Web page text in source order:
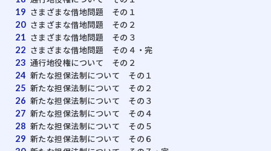
19 さまざまな借地問題 その１
20 さまざまな借地問題 その２
21 さまざまな借地問題 その３
22 さまざまな借地問題 その４・完
23 通行地役権について その２
24 新たな担保法制について その１
25 新たな担保法制について その２
26 新たな担保法制について その３
27 新たな担保法制について その４
28 新たな担保法制について その５
29 新たな担保法制について その６